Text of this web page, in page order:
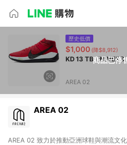
商品已停
歷史低價
$1,000 (降$8,912)
KD 13 TB
AREA 02
AREA 02
AREA 02 致力於推動亞洲球鞋與潮流文